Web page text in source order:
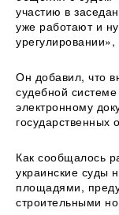
участию в
уже работают и
Он добавил, что
судебной
электронному
государственных
Как сообщалось
украинские суды
площадями,
строительными